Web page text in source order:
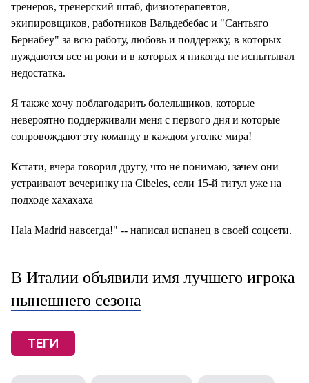
тренеров, тренерский штаб, физиотерапевтов,
экипировщиков, работников Вальдебебас и "Сантьяго
Бернабеу" за всю работу, любовь и поддержку, в которых
нуждаются все игроки и в которых я никогда не испытывал
недостатка.
Я также хочу поблагодарить болельщиков, которые
невероятно поддерживали меня с первого дня и которые
сопровождают эту команду в каждом уголке мира!
Кстати, вчера говорил другу, что не понимаю, зачем они
устраивают вечеринку на Cibeles, если 15-й титул уже на
подходе хахахаха
Hala Madrid навсегда!" -- написал испанец в своей соцсети.
В Италии объявили имя лучшего игрока
нынешнего сезона
ТЕГИ